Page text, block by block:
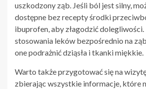
uszkodzony ząb. Jeśli ból jest silny,
dostępne bez recepty środki
ibuprofen, aby złagodzić
stosowania leków bezpośrednio na
one podrażnić dziąsła i tkanki miękkie.
Warto także przygotować się na
zbierając wszystkie informacje, które